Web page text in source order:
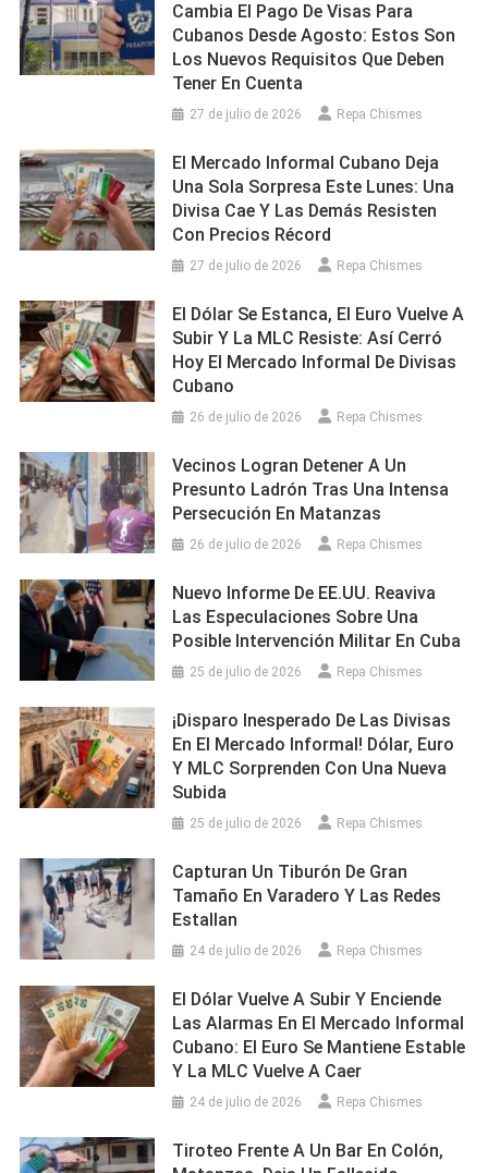
Cambia El Pago De Visas Para
Cubanos Desde Agosto: Estos Son
Los Nuevos Requisitos Que Deben
Tener En Cuenta
27 de julio de 2026 Repa Chismes
El Mercado Informal Cubano Deja
Una Sola Sorpresa Este Lunes: Una
Divisa Cae Y Las Demás Resisten
Con Precios Récord
27 de julio de 2026 Repa Chismes
El Dólar Se Estanca, El Euro Vuelve A
Subir Y La MLC Resiste: Así Cerró
Hoy El Mercado Informal De Divisas
Cubano
26 de julio de 2026 Repa Chismes
Vecinos Logran Detener A Un
Presunto Ladrón Tras Una Intensa
Persecución En Matanzas
26 de julio de 2026 Repa Chismes
Nuevo Informe De EE.UU. Reaviva
Las Especulaciones Sobre Una
Posible Intervención Militar En Cuba
25 de julio de 2026 Repa Chismes
¡Disparo Inesperado De Las Divisas
En El Mercado Informal! Dólar, Euro
Y MLC Sorprenden Con Una Nueva
Subida
25 de julio de 2026 Repa Chismes
Capturan Un Tiburón De Gran
Tamaño En Varadero Y Las Redes
Estallan
24 de julio de 2026 Repa Chismes
El Dólar Vuelve A Subir Y Enciende
Las Alarmas En El Mercado Informal
Cubano: El Euro Se Mantiene Estable
Y La MLC Vuelve A Caer
24 de julio de 2026 Repa Chismes
Tiroteo Frente A Un Bar En Colón,